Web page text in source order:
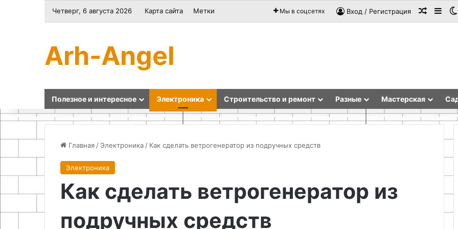
Четверг, 6 августа 2026 Карта сайта Метки Мы в соцсетях Вход / Регистрация
Arh-Angel
Полезное и интересное Электроника Строительство и ремонт Разные Мастерская
Главная / Электроника / Как сделать ветрогенератор из подручных средств
Электроника
Как сделать ветрогенератор из
подручных средств
убрать
пустоты
плитке
хранения
на